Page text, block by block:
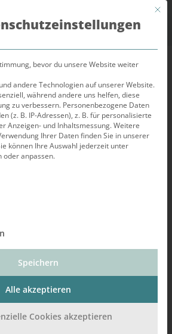
1
Mit
bevor du unsere Website weiter
andere Technologien auf unserer Website.
während andere uns helfen, diese
zu verbessern. Personenbezogene Daten
(z. B. IP-Adressen), z. B. für personalisierte
Anzeigen- und Inhaltsmessung.Weitere
Ihrer Daten finden Sie in unserer
können Ihre Auswahl jederzeit unter
oder anpassen.
Service-Gruppen, für die eine
Speichern
Alle akzeptieren
Cookies akzeptieren